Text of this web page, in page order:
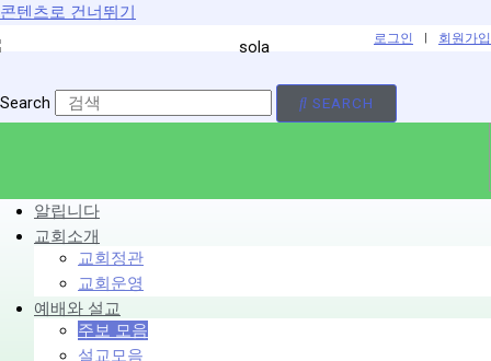
콘텐츠로 건너뛰기
로그인 | 회원가입
Search SEARCH
알립니다
교회소개
교회정관
교회운영
예배와 설교
주보 모음
설교모음